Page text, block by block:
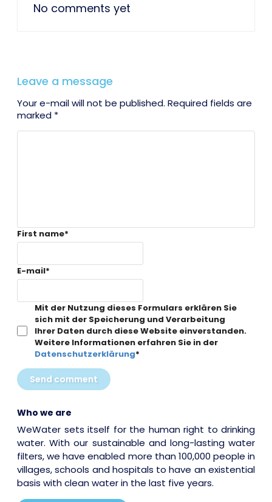
No comments yet
Leave a message
Your e-mail will not be published. Required fields are
marked *
First name*
E-mail*
Mit der Nutzung dieses Formulars erklären Sie
sich mit der Speicherung und Verarbeitung
Ihrer Daten durch diese Website einverstanden.
Weitere Informationen erfahren Sie in der
Datenschutzerklärung*
Send comment
Who we are
WeWater sets itself for the human right to drinking
water. With our sustainable and long-lasting water
filters, we have enabled more than 100,000 people in
villages, schools and hospitals to have an existential
basis with clean water in the last five years.